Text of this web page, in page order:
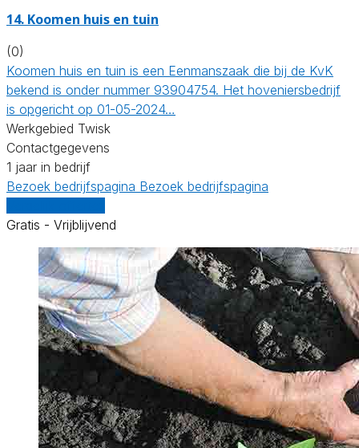
14. Koomen huis en tuin
(0)
Koomen huis en tuin is een Eenmanszaak die bij de KvK
bekend is onder nummer 93904754. Het hoveniersbedrijf
is opgericht op 01-05-2024…
Werkgebied Twisk
Contactgegevens
1 jaar in bedrijf
Bezoek bedrijfspagina Bezoek bedrijfspagina
Gratis - Vrijblijvend